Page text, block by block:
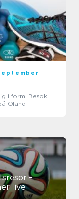
i form: Besök
Öland
–
live